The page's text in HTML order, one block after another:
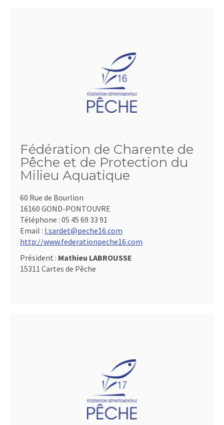
Fédération de Charente de
Pêche et de Protection du
Milieu Aquatique
60 Rue de Bourlion
16160 GOND-PONTOUVRE
Téléphone : 05 45 69 33 91
Email : l.sardet@peche16.com
http://www.federationpeche16.com
Président : Mathieu LABROUSSE
15311 Cartes de Pêche